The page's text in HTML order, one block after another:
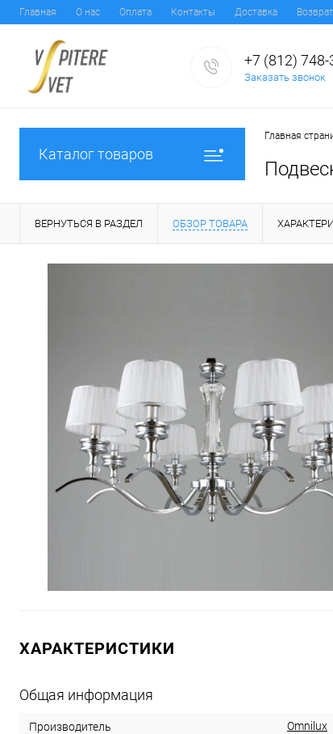
Главная О нас Оплата Контакты Доставка
+7 (812) 748-
Заказать звонок
Каталог товаров
Главная
ВЕРНУТЬСЯ В РАЗДЕЛ ОБЗОР ТОВАРА
ХАРАКТЕРИСТИКИ
Общая информация
Производитель Omnilux